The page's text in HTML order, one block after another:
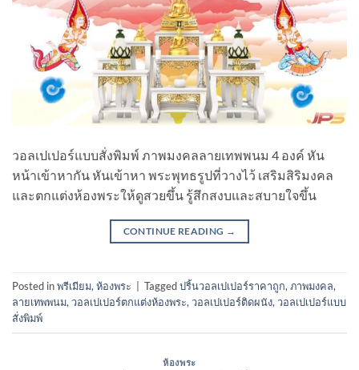
วอลเปเปอร์แบบสั่งพิมพ์ ภาพมงคลลายเทพพนม 4 องค์ หัน
หน้าเข้าหากัน หันเข้าหา พระพุทธรูปที่วางไว้ เสริมสิริมงคล
และตกแต่งห้องพระให้ดูสวยขึ้น รู้สึกสงบและสบายใจขึ้น
CONTINUE READING →
Posted inพรีเมียม,ห้องพระ Taggedปริ้นวอลเปเปอร์ราคาถูก,ภาพมงคล,
ลายเทพพนม,วอลเปเปอร์ตกแต่งห้องพระ,วอลเปเปอร์ติดผนัง,วอลเปเปอร์แบบ
สั่งพิมพ์
ห้องพระ